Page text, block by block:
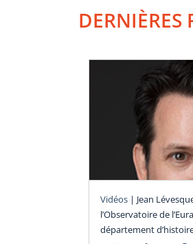
Vidéos | Jean
l’Observatoire de
département